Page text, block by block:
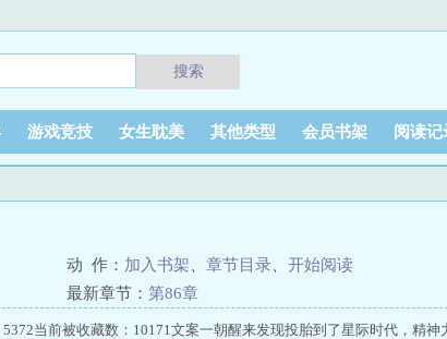
搜索
游戏竞技 女生耽美 其他类型 会员书架 阅读记
动 作： 加入书架 章节目录
开始阅读
最新章节： 第86章
当前被收藏数：10171文案一朝醒来发现投胎到了星际时代，精神